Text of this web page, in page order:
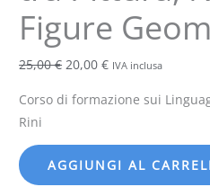
Figure
25,00€ 20,00€ IVA inclusa
Corso di formazione sui
Rini
e
Figure
Geometriche
quantità
AGGIUNGI AL